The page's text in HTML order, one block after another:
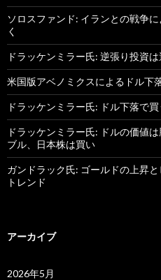
ソロスファンド: イランとの戦争
く
ドラッケンミラー氏: 逆張り投資
米国版アベノミクスによるドル下
ドラッケンミラー氏: ドル下落で
ドラッケンミラー氏: ドルの価値
ブル、日本株は買い
ガンドラック氏: ゴールドの上昇
トレンド
アーカイブ
2026年5月